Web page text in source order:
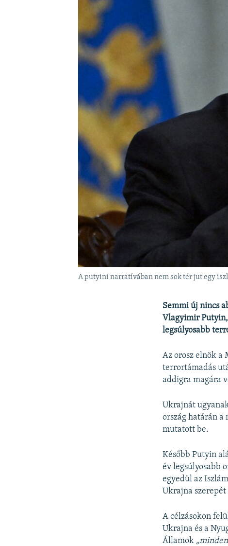
A MÚLT TANULSÁGAI
A putyini narratívában nem sok tér jut egy
Semmi új nincs
Vlagyimir Putyin,
legsúlyosabb
Az orosz elnök a
terrortámadás
addigra magára
Ukrajnát
ország határán
mutatott be.
Később Putyin
év legsúlyosabb
egyedül az
Ukrajna
A célzásokon
Ukrajna és a
Államok